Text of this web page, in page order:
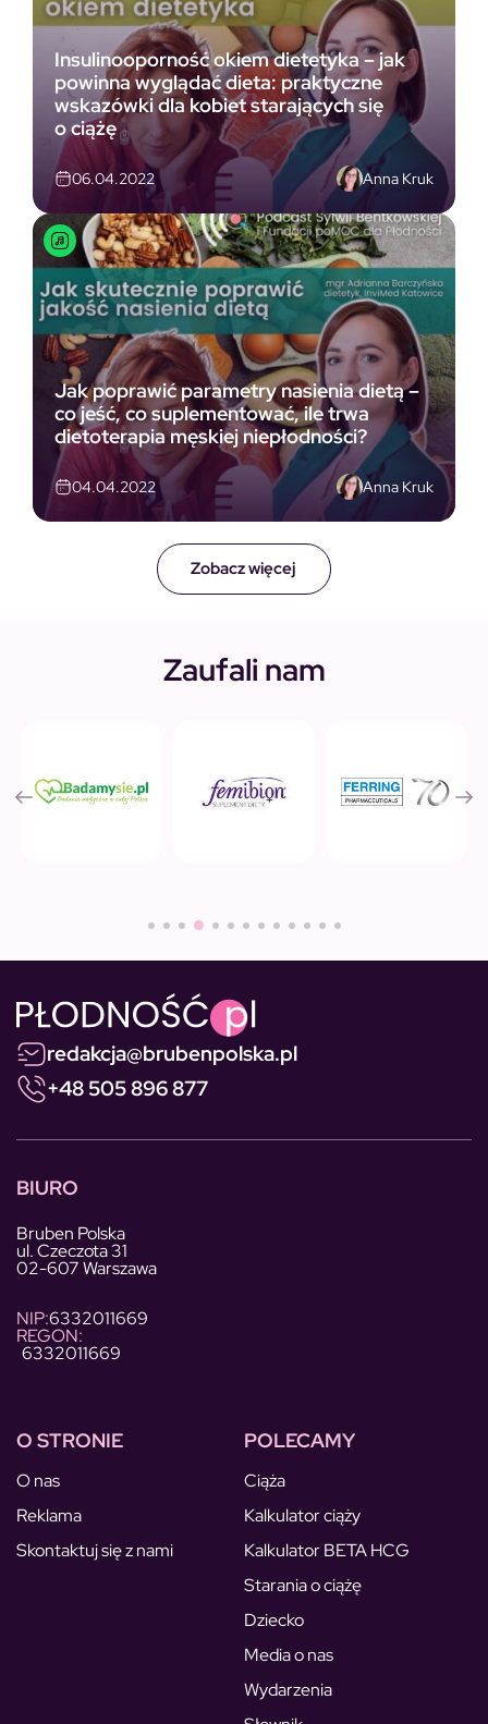
Zobacz więcej
Insulinooporność okiem dietetyka – jak
powinna wyglądać dieta: praktyczne
wskazówki dla kobiet starających się
o ciążę
06.04.2022 Anna Kruk
Jak poprawić parametry nasienia dietą –
co jeść, co suplementować, ile trwa
dietoterapia męskiej niepłodności?
04.04.2022 Anna Kruk
Zaufali nam
redakcja@brubenpolska.pl
+48 505 896 877
BIURO
Bruben Polska
ul. Czeczota 31
02-607 Warszawa
NIP:6332011669
REGON:
6332011669
O STRONIE
O nas
Reklama
Skontaktuj się z nami
POLECAMY
Ciąża
Kalkulator ciąży
Kalkulator BETA HCG
Starania o ciążę
Dziecko
Media o nas
Wydarzenia